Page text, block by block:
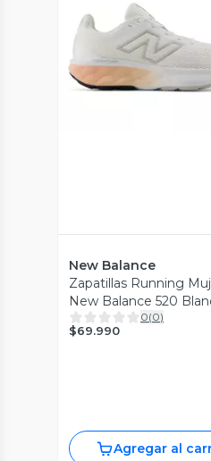
Vista Previa
New Balance
Zapatillas Running
New Balance 520
0(0)
$69.990
Agregar al